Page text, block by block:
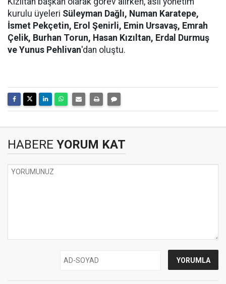
kurulu üyeleri Süleyman Dağlı, Numan Karatepe,
İsmet Pekçetin, Erol Şenirli, Emin Ursavaş, Emrah
Çelik, Burhan Torun, Hasan Kızıltan, Erdal Durmuş
ve Yunus Pehlivan'dan oluştu.
HABERE YORUM KAT